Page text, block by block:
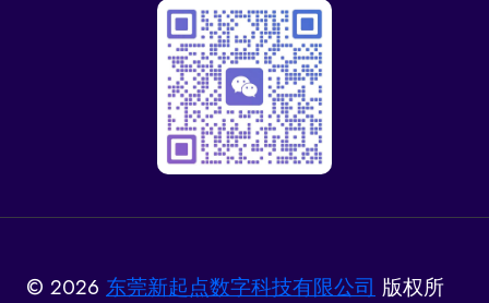
© 2026 东莞新起点数字科技有限公司 版权所